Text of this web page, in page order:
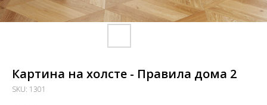
Картина на холсте - Правила дома 2
SKU: 1301